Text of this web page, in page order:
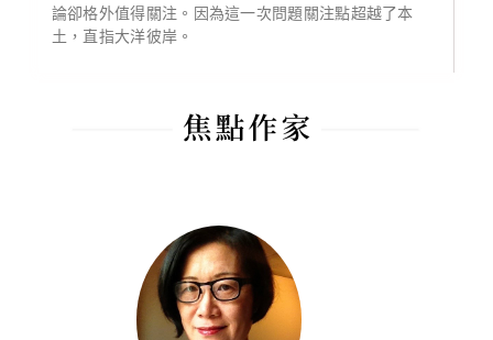
論卻格外值得關注。因為這一次問題關注點超越了本
土，直指大洋彼岸。